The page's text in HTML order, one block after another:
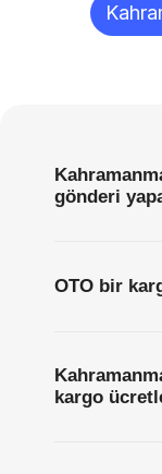
gönderi
OTO bir
kargo